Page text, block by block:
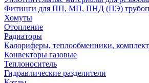
Фитинги для ПП, МП, ПНД (ПЭ)
Хомуты
Отопление
Радиаторы
Калориферы, теплообменники,
Конвекторы газовые
Теплоноситель
Гидравлические разделители